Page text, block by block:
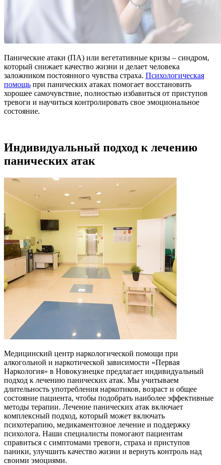
Панические атаки (ПА) или вегетативные кризы – синдром,
который снижает качество жизни и делает человека
заложником постоянного чувства страха. Психологическая
помощь при панических атаках помогает восстановить
хорошее самочувствие, полностью избавиться от приступов
тревоги и научиться контролировать свое эмоциональное
состояние.
Индивидуальный подход к лечению
панических атак
Медицинский центр наркологической помощи при
алкогольной и наркотической зависимости «Первая
Наркология» в Новокузнецке предлагает индивидуальный
подход к лечению панических атак. Мы учитываем
длительность употребления наркотиков, возраст и общее
состояние пациента, чтобы подобрать наиболее эффективные
методы терапии. Лечение панических атак включает
комплексный подход, который может включать
психотерапию, медикаментозное лечение и поддержку
психолога. Наши специалисты помогают пациентам
справиться с симптомами тревоги, страха и приступов
паники, улучшить качество жизни и вернуть контроль над
своими эмоциями.